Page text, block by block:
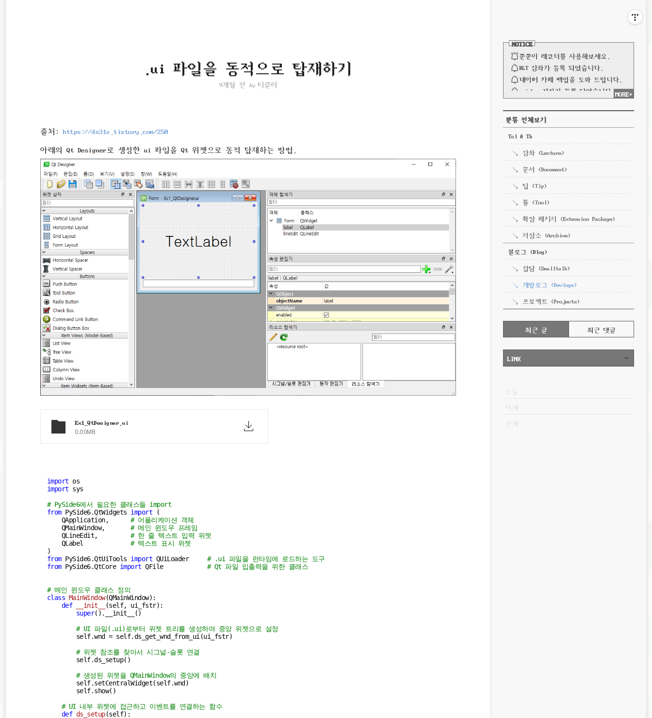
::
.ui 파일을 동적으로 탑재하기
9개월 전 by티클러
출처: https://ds31x.tistory.com/250
아래의 Qt Designer로 생성한 ui 파일을 Qt 위젯으로 동적 탑재하는 방법.
Ex1_QtDesigner.ui
0.00MB
import
import sys
# PySide6에서 필요한 클래스들 import
from PySide6.QtWidgets import (
    QApplication,
# 어플리케이션 객체
    QMainWindow,
# 메인 윈도우 프레임
    QLineEdit,
# 한 줄 텍스트 입력 위젯
    QLabel
# 텍스트 표시 위젯
from PySide6.QtUiTools import QUiLoader # .ui 파일을 런타임에 로드하는 도구
from PySide6.QtCore import QFile # Qt 파일 입출력을 위한 클래스
# 메인 윈도우 클래스 정의
class MainWindow(QMainWindow):
def
__init__ (self, ui_fstr):
super().__init__()
# UI 파일(.ui)로부터 위젯 트리를 생성하여 중앙 위젯으로 설정
        self.wnd = self.ds_get_wnd_from_ui(ui_fstr)
# 위젯 참조를 찾아서 시그널-슬롯 연결
        self.ds_setup()
# 생성된 위젯을 QMainWindow의 중앙에 배치
        self.setCentralWidget(self.wnd)
        self.show()
# UI 내부 위젯에 접근하고 이벤트를 연결하는 함수
def ds_setup(self):
NOTICE
쭌쭌이 레코더를 사용해보세요.
BLT 강좌가 등록 되었습니다.
네이버 카페 백업을 도와 드립니다.
spinbox 강좌가 등록 되었습니다.
MORE+
분류 전체보기
Tcl & Tk
강좌 (Lecture)
문서 (Document)
팁 (Tip)
툴 (Tool)
확장 패키지 (Extension Package)
저장소 (Archive)
블로그 (Blog)
잡담 (Smalltalk)
개발로그 (Devlogs)
프로젝트 (Projects)
최근 글 최근 댓글
LINK
오늘
어제
전체